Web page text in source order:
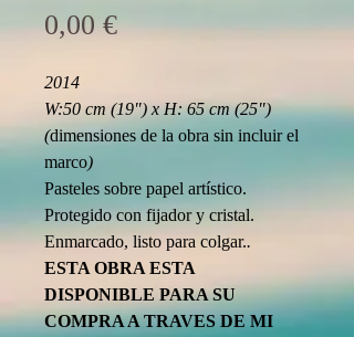
0,00 €Precio
2014
W:50 cm (19") x H: 65 cm (25")
(dimensiones de la obra sin incluir el
marco)
Pasteles sobre papel artístico.
Protegido con fijador y cristal.
Enmarcado, listo para colgar..
ESTA OBRA ESTA
DISPONIBLE PARA SU
COMPRA A TRAVES DE MI